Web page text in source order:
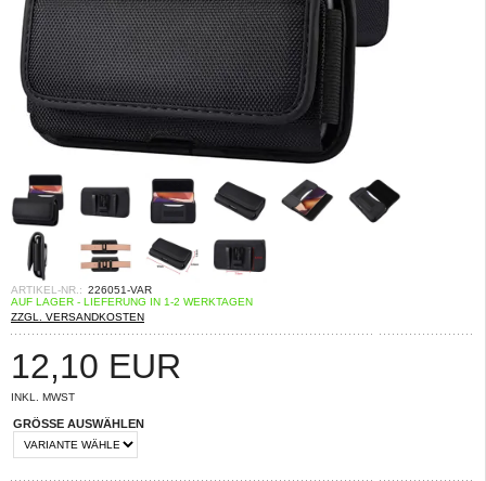
ARTIKEL-NR.: 226051-VAR
AUF LAGER - LIEFERUNG IN 1-2 WERKTAGEN
ZZGL. VERSANDKOSTEN
12,10 EUR
INKL. MWST
GRÖSSE AUSWÄHLEN